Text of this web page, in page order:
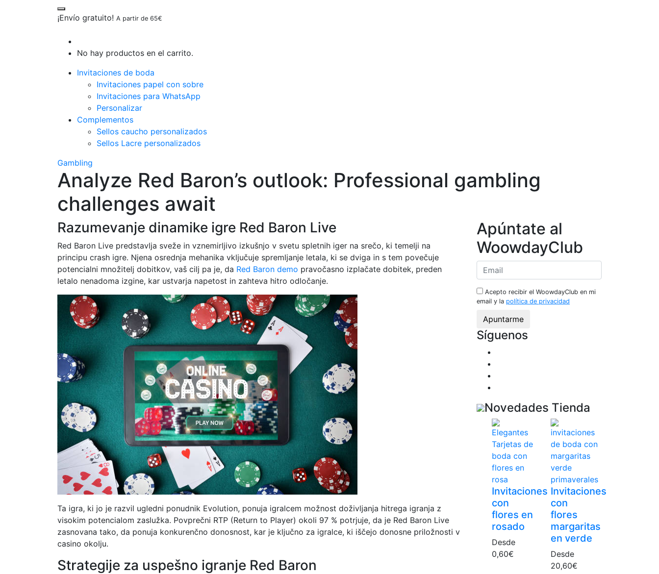
¡Envío gratuito! A partir de 65€
No hay productos en el carrito.
Invitaciones de boda
Invitaciones papel con sobre
Invitaciones para WhatsApp
Personalizar
Complementos
Sellos caucho personalizados
Sellos Lacre personalizados
Gambling
Analyze Red Baron’s outlook: Professional gambling
challenges await
Razumevanje dinamike igre Red Baron Live
Red Baron Live predstavlja sveže in vznemirljivo izkušnjo v svetu spletnih iger na srečo, ki temelji na
principu crash igre. Njena osrednja mehanika vključuje spremljanje letala, ki se dviga in s tem povečuje
potencialni množitelj dobitkov, vaš cilj pa je, da Red Baron demo pravočasno izplačate dobitek, preden
letalo nenadoma izgine, kar ustvarja napetost in zahteva hitro odločanje.
Ta igra, ki jo je razvil ugledni ponudnik Evolution, ponuja igralcem možnost doživljanja hitrega igranja z
visokim potencialom zaslužka. Povprečni RTP (Return to Player) okoli 97 % potrjuje, da je Red Baron Live
zasnovana tako, da ponuja konkurenčno donosnost, kar je ključno za igralce, ki iščejo donosne priložnosti v
casino okolju.
Strategije za uspešno igranje Red Baron
Apúntate al
WoowdayClub
Acepto recibir el WoowdayClub en mi
email y la política de privacidad
Síguenos
Novedades Tienda
Invitaciones
con
flores en
rosado
Desde
0,60€
Invitaciones
con
flores
margaritas
en verde
Desde
20,60€